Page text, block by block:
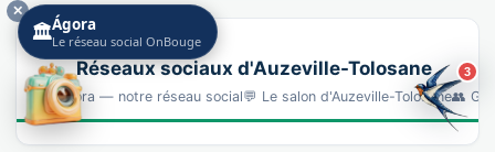
3
Réseaux sociaux d'Auzeville-Tolosane
🏛️ Ágora — notre réseau social💬 Le salon d'Auzeville-Tolosane👥
🏛️Ágora
Le réseau social OnBouge
✕